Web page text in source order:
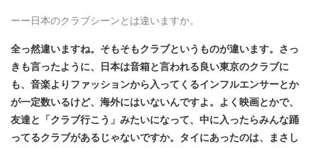
ーー日本のクラブシーンとは違いますか。
全っ然違いますね。そもそもクラブというものが違います。さっ
きも言ったように、日本は音箱と言われる良い東京のクラブに
も、音楽よりファッションから入ってくるインフルエンサーとか
が一定数いるけど、海外にはいないんですよ。よく映画とかで、
友達と「クラブ行こう」みたいになって、中に入ったらみんな踊
ってるクラブがあるじゃないですか。タイにあったのは、まさし